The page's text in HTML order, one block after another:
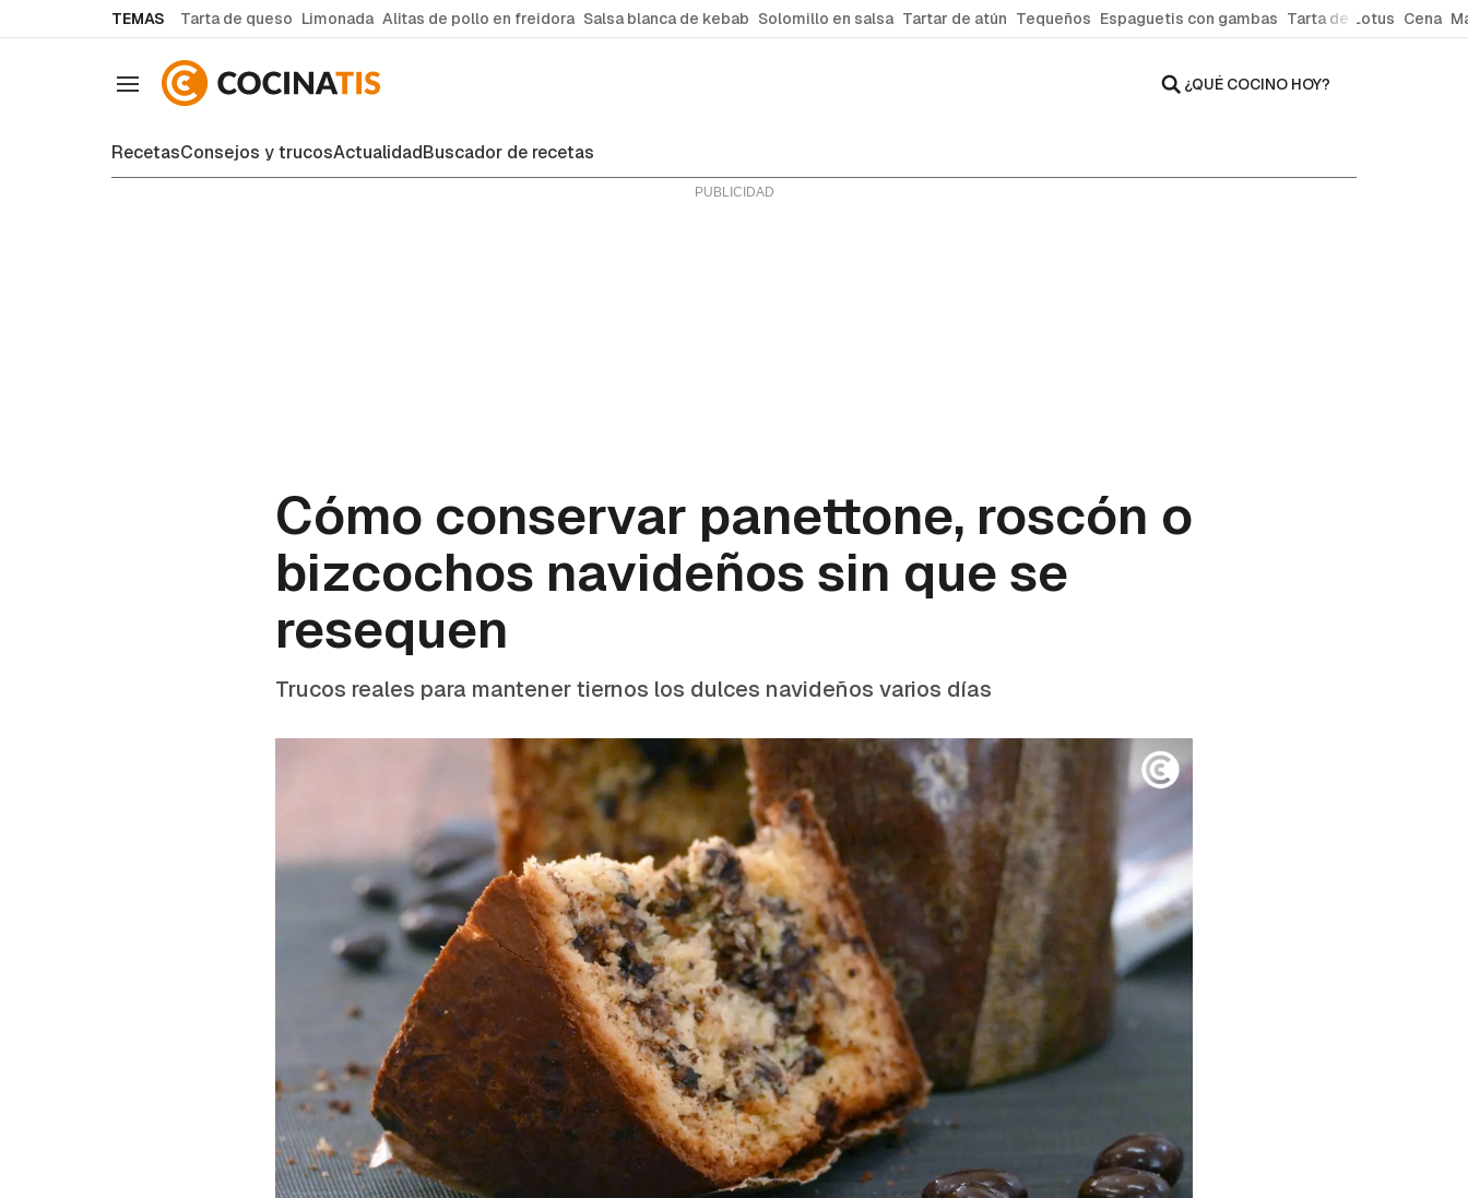
TEMAS Tarta de queso Limonada Alitas de pollo en freidora Salsa blanca de kebab Solomillo en salsa Tartar de atún Tequeños Espaguetis con gambas Tarta de Lotus Cena
Navegación ¿QUÉ COCINO HOY?
RecetasConsejos y trucosActualidadBuscador de recetas
Cómo conservar panettone, roscón o
bizcochos navideños sin que se
resequen
Trucos reales para mantener tiernos los dulces navideños varios días